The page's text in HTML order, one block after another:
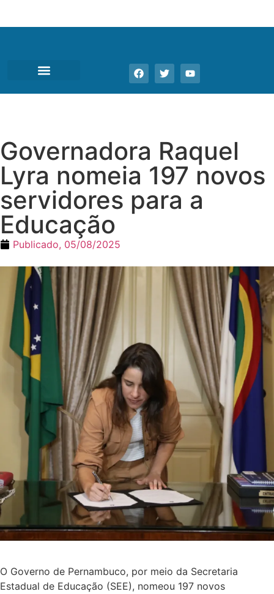
Governadora Raquel
Lyra nomeia 197 novos
servidores para a
Educação
Publicado, 05/08/2025
O Governo de Pernambuco, por meio da Secretaria
Estadual de Educação (SEE), nomeou 197 novos